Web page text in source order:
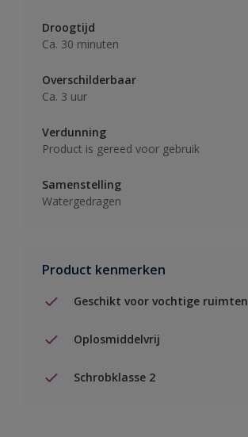
Droogtijd
Ca. 30 minuten
Overschilderbaar
Ca. 3 uur
Verdunning
Product is gereed voor gebruik
Samenstelling
Watergedragen
Product kenmerken
Geschikt voor vochtige ruimten
Oplosmiddelvrij
Schrobklasse 2